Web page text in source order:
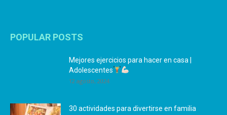
POPULAR POSTS
Mejores ejercicios para hacer en casa |
Adolescentes
12 agosto, 2024
30 actividades para divertirse en familia